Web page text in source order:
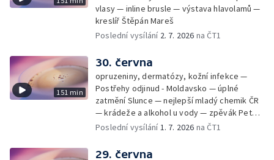
vlasy — inline brusle — výstava hlavolamů —
kreslíř Štěpán Mareš
Poslední vysílání 2. 7. 2026 na ČT1
151 min
30. června
opruzeniny, dermatózy, kožní infekce —
Postřehy odjinud - Moldavsko — úplné
zatmění Slunce — nejlepší mladý chemik ČR
— krádeže a alkohol u vody — zpěvák Peter
Cmorik
Poslední vysílání1. 7. 2026 na ČT1
29. června